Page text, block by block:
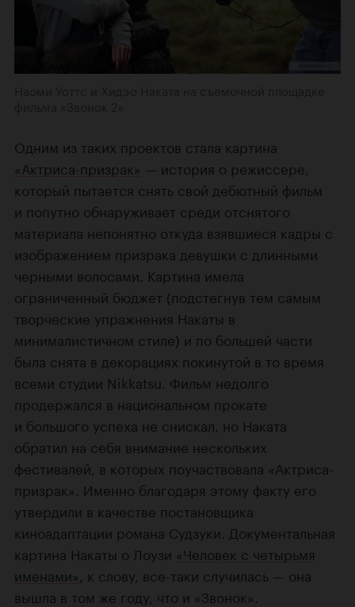
Одним из таких проектов стала картина
«Актриса-призрак» — история о режиссере,
который пытается снять свой дебютный фильм
и попутно обнаруживает среди отснятого
материала непонятно откуда взявшиеся кадры с
изображением призрака девушки с длинными
черными волосами. Картина имела
ограниченный бюджет (подстегнув тем самым
творческие упражнения Накаты в
минималистичном стиле) и по большей части
была снята в декорациях покинутой в то время
всеми студии Nikkatsu. Фильм недолго
продержался в национальном прокате
и большого успеха не снискал, но Наката
обратил на себя внимание нескольких
фестивалей, в которых поучаствовала «Актриса-
призрак». Именно благодаря этому факту его
утвердили в качестве постановщика
киноадаптации романа Судзуки. Документальная
картина Накаты о Лоузи «Человек с четырьмя
именами» , к слову, все-таки случилась — она
вышла в том же году, что и «Звонок».